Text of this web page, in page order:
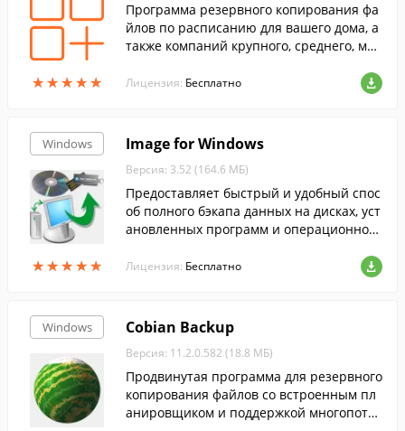
★★★★★
★★★★★
Программа резервного копирования фа
йлов по расписанию для вашего дома, а
также компаний крупного, среднего, мал
Лицензия: Бесплатно
Windows
★★★★★
★★★★★
Image for Windows
Версия: 3.52 (164.6 МБ)
Предоставляет быстрый и удобный спос
об полного бэкапа данных на дисках, уст
ановленных программ и операционной
Лицензия: Бесплатно
Windows Cobian Backup
Версия: 11.2.0.582 (18.8 МБ)
Продвинутая программа для резервного
копирования файлов со встроенным пл
анировщиком и поддержкой многопото